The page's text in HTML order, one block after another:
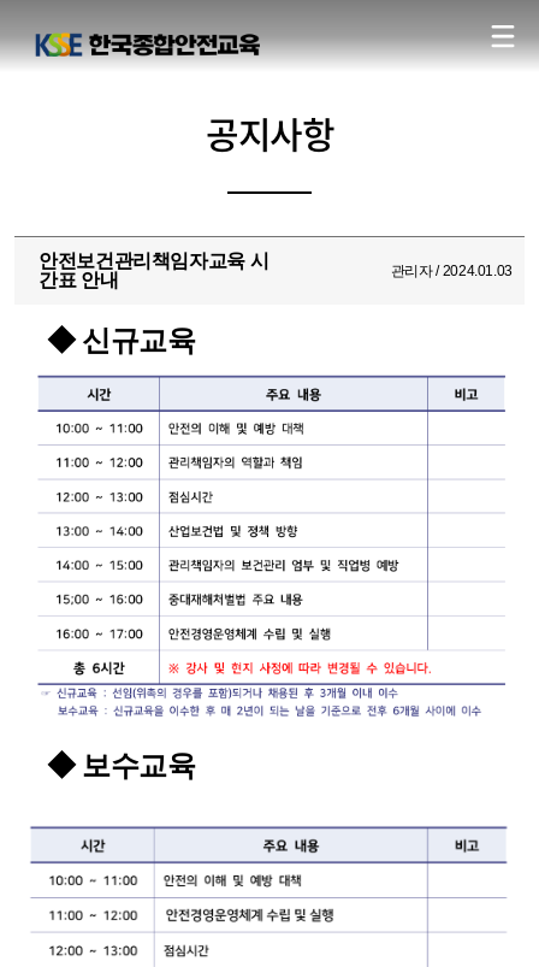
공지사항
안전보건관리책임자교육 시
간표 안내
관리자 / 2024.01.03
◆ 신규교육
◆ 보수교육